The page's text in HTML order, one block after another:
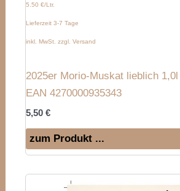
5.50 €/Ltr.
Lieferzeit 3-7 Tage
inkl. MwSt. zzgl. Versand
2025er Morio-Muskat lieblich 1,0l
EAN 4270000935343
5,50€
zum Produkt ...